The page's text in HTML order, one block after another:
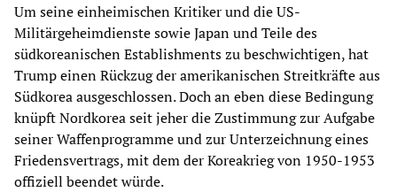
Um seine einheimischen Kritiker und die US-
Militärgeheimdienste sowie Japan und Teile des
südkoreanischen Establishments zu beschwichtigen, hat
Trump einen Rückzug der amerikanischen Streitkräfte aus
Südkorea ausgeschlossen. Doch an eben diese Bedingung
knüpft Nordkorea seit jeher die Zustimmung zur Aufgabe
seiner Waffenprogramme und zur Unterzeichnung eines
Friedensvertrags, mit dem der Koreakrieg von 1950-1953
offiziell beendet würde.